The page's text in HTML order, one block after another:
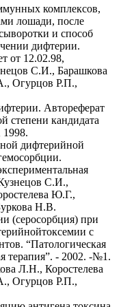
комплексов,
лошади, после
и способ
дифтерии.
от 12.02.98,
С.И., Барашкова
Огурцов Р.П.,
Автореферат
степени кандидата
1998.
дифтерийной
С.И.,
Ю.Г.,
Н.В.
(серосорбция) при
с
“Патологическая
терапия”. - 2002. -№1.
Л.Н., Коростелева
Огурцов Р.П.,